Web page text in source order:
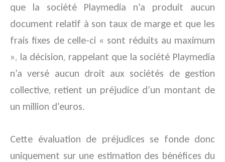
que la société Playmedia n’a produit aucun
document relatif à son taux de marge et que les
frais fixes de celle-ci « sont réduits au maximum
», la décision, rappelant que la société Playmedia
n’a versé aucun droit aux sociétés de gestion
collective, retient un préjudice d’un montant de
un million d’euros.
Cette évaluation de préjudices se fonde donc
uniquement sur une estimation des bénéfices du